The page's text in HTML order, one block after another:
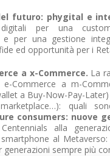
futuro: phygital e
per una
e per una gestione
ed opportunità per i
a x-Commerce. La
e-Commerce a m-
a Buy-Now-Pay-
quali
consumers: nuove
alla
al
sempre più